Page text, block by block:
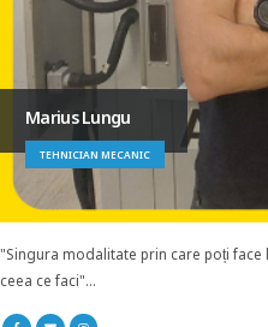
Marius Lungu
TEHNICIAN MECANIC
"Singura modalitate prin care poți
ceea ce faci"...